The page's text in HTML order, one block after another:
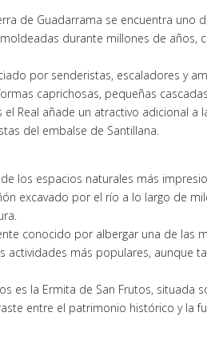
de Guadarrama se encuentra uno
durante millones de años,
por senderistas, escaladores y
caprichosas, pequeñas
Real añade un atractivo adicional a
del embalse de Santillana.
los espacios naturales más
excavado por el río a lo largo de
conocido por albergar una de las
actividades más populares, aunque
es la Ermita de San Frutos, situada
entre el patrimonio histórico y la